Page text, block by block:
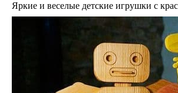
Яркие и веселые детские игрушки с